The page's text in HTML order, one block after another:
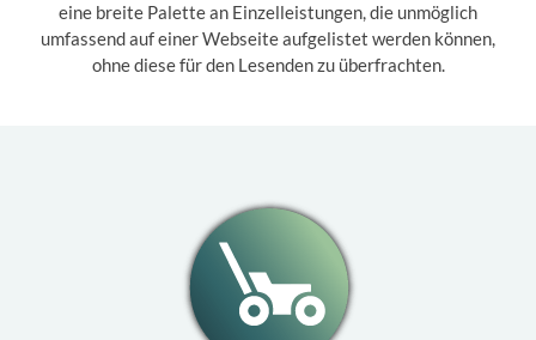
eine breite Palette an Einzelleistungen, die unmöglich
umfassend auf einer Webseite aufgelistet werden können,
ohne diese für den Lesenden zu überfrachten.